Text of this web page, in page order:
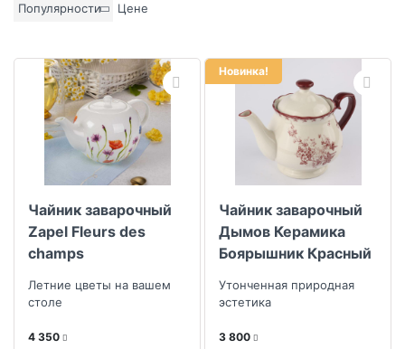
Цвет основы
Коллекция
Скидка
Популярности Цене
Чайник заварочный
Zapel Fleurs des
champs
Летние цветы на вашем
столе
4 350
Новинка!
Чайник заварочный
Дымов Керамика
Боярышник Красный
Утонченная природная
эстетика
3 800